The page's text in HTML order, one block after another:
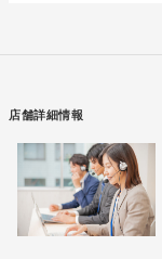
店舗詳細情報